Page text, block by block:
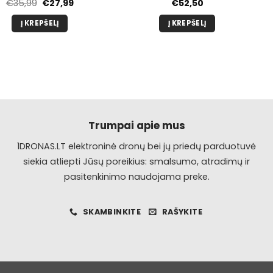
€35,99 Pradinė
kaina
buvo:
€35,99.
€27,99Dabartinė
Į KREPŠELĮ
€52,50
Į KREPŠELĮ
Trumpai apie mus
1DRONAS.LT elektroninė dronų bei jų priedų parduotuvė
siekia atliepti Jūsų poreikius: smalsumo, atradimų ir
pasitenkinimo naudojama preke.
SKAMBINKITE RAŠYKITE